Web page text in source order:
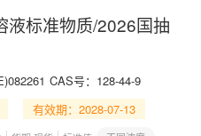
液标准物质/2026国抽
CAS号： 128-44-9
有效期：2028-07-13